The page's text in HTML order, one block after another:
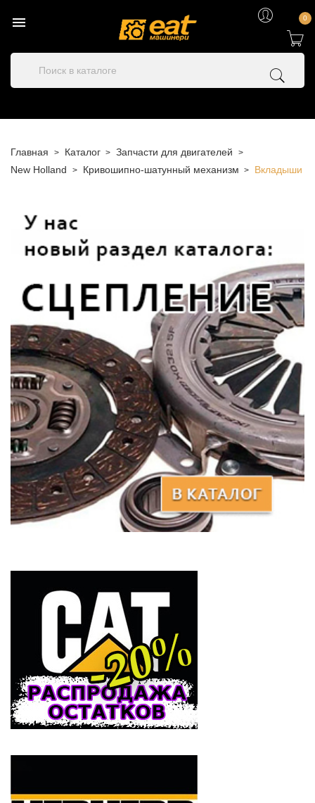
 0
Главная Каталог
Запчасти для двигателей
New Holland
Кривошипно-шатунный механизм Вкладыши